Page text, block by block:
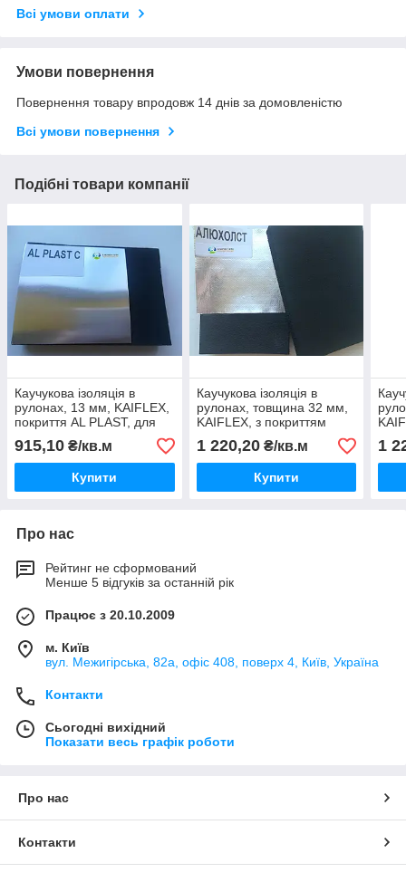
Всі умови оплати
Умови повернення
Повернення товару впродовж 14 днів за домовленістю
Всі умови повернення
Подібні товари компанії
Каучукова ізоляція в
рулонах, 13 мм, KAIFLEX,
покриття AL PLAST, для
зовнішнього застосування.
915,10 ₴/кв.м
Купити
Каучукова ізоляція в
рулонах, товщина 32 мм,
KAIFLEX, з покриттям
алюхолст для зовнішнього
застосування.
1 220,20₴/кв.м
Купити
1
Про нас
Рейтинг не сформований
Менше 5 відгуків за останній рік
Працює з 20.10.2009
м. Київ
вул. Межигірська, 82а, офіс 408, поверх 4, Київ, Україна
Контакти
Сьогодні вихідний
Показати весь графік роботи
Про нас
Контакти